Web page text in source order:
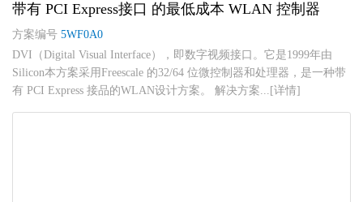
带有 PCI Express接口 的最低成本 WLAN 控制器
方案编号 5WF0A0
DVI（Digital Visual Interface），即数字视频接口。它是1999年由
Silicon本方案采用Freescale 的32/64 位微控制器和处理器，是一种带
有 PCI Express 接品的WLAN设计方案。 解决方案...[详情]